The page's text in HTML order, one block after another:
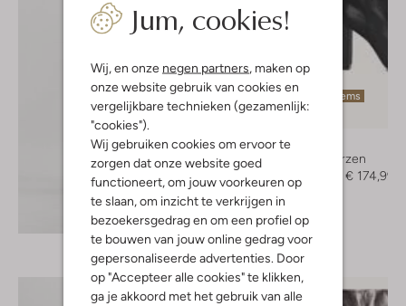
Jum, cookies!
Wij, en onze negen partners , maken op
onze website gebruik van cookies en
vergelijkbare technieken (gezamenlijk:
"cookies").
Wij gebruiken cookies om ervoor te
zorgen dat onze website goed
functioneert, om jouw voorkeuren op
te slaan, om inzicht te verkrijgen in
bezoekersgedrag en om een profiel op
te bouwen van jouw online gedrag voor
gepersonaliseerde advertenties. Door
op "Accepteer alle cookies" te klikken,
ga je akkoord met het gebruik van alle
Ontdek de look
Laatste items
-50%
Toral
Hoge laarzen
€ 174,99